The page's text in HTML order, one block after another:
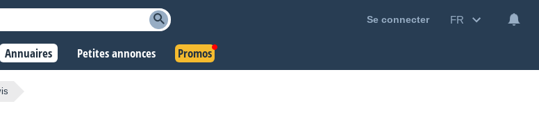
Se connecter FR
Annuaires Petites annonces Promos